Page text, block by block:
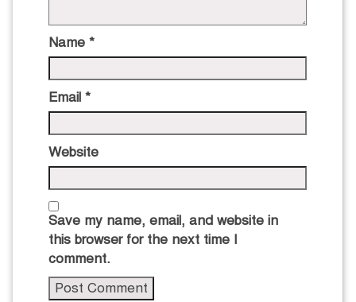
Name *
Email *
Website
Save my name, email, and website in
this browser for the next time I
comment.